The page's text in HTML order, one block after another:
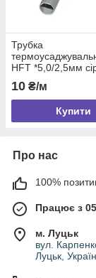
Трубка
HFT *5,0/2,5мм
10 ₴/м
Купити
Про нас
100%
Працює з
м. Луцьк
вул.
Луцьк,